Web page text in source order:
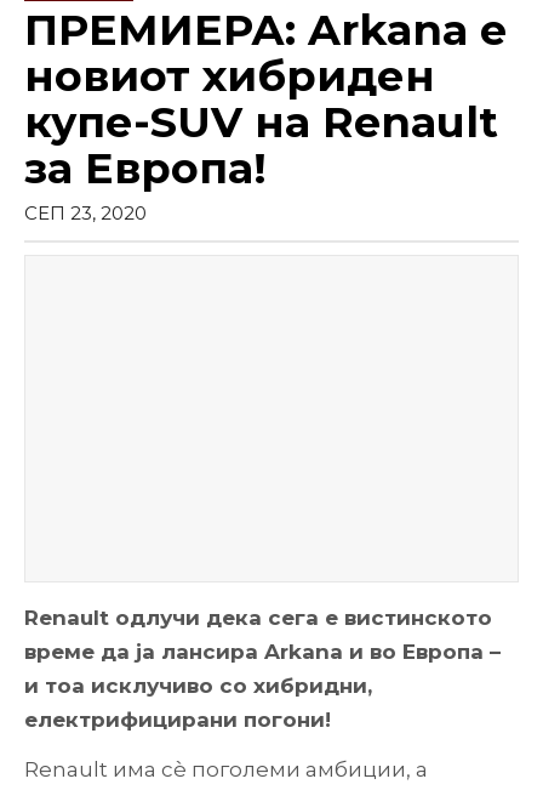
ПРЕМИЕРА: Arkana е
новиот хибриден
купе-SUV на Renault
за Европа!
СЕП 23, 2020
Renault одлучи дека сега е вистинското
време да ја лансира Arkana и во Европа –
и тоа исклучиво со хибридни,
електрифицирани погони!
Renault има сè поголеми амбиции, а